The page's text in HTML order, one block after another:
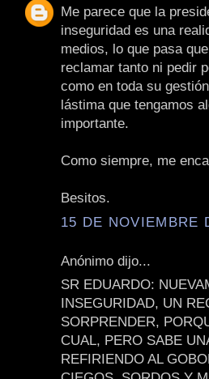
Me parece que la
inseguridad es una
medios, lo que pasa
reclamar tanto ni pedir
como en toda su
lástima que tengamos
importante.
Como siempre, me
Besitos.
15 DE NOVIEMBRE
Anónimo dijo...
SR EDUARDO:
INSEGURIDAD, UN
SORPRENDER,
CUAL, PERO SABE
REFIRIENDO AL